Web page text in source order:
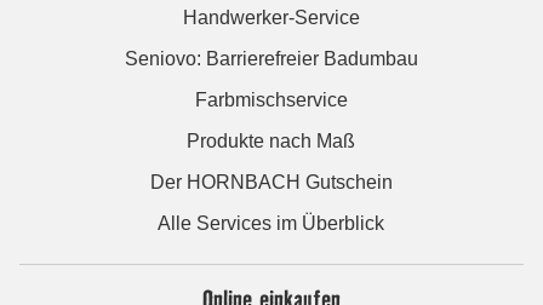
Handwerker-Service
Seniovo: Barrierefreier Badumbau
Farbmischservice
Produkte nach Maß
Der HORNBACH Gutschein
Alle Services im Überblick